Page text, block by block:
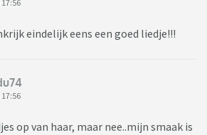
eindelijk eens een goed liedje!!!
op van haar, maar nee..mijn smaak is